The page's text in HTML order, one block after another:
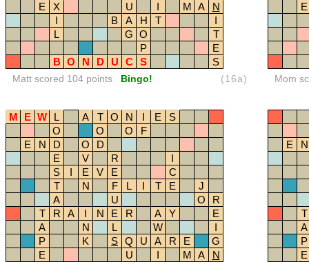
E
X U I M A
N
I
B A H T
I
L
G O
T
P
E
B O N D U C S S
Matt scored 104 points Bingo! (16a)
E
Mom
M E W L A T O N I E
S
O
O O
F
E
N D O
D
E
V R
I
S
I E V E
C
T
N F L I T E
J
A
U O
R
T
R A I N E R A Y
E
A
N L W
I
P
K S Q U A R E
G
E
U I M A
N
E N
T
A
P
E